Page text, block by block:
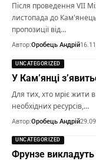
Після проведення VII
листопада до
пропозиції від…
Автор:Оробець Андрій
UNCATEGORIZED
У Кам’янці
Для тих, хто мріє жити
необхідних ресурсів,…
Автор:Оробець Андрій
UNCATEGORIZED
Фрунзе